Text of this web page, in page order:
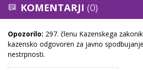
KOMENTARJI (0)
Opozorilo: 297. členu Kazenskega
kazensko odgovoren za javno
nestrpnosti.